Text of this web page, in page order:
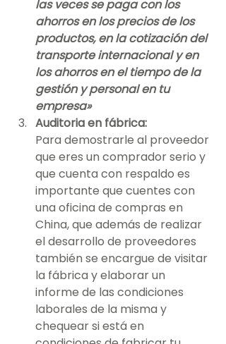
las veces se paga con los
ahorros en los precios de los
productos, en la cotización del
transporte internacional y en
los ahorros en el tiempo de la
gestión y personal en tu
empresa»
Auditoria en fábrica:
Para demostrarle al proveedor
que eres un comprador serio y
que cuenta con respaldo es
importante que cuentes con
una oficina de compras en
China, que además de realizar
el desarrollo de proveedores
también se encargue de visitar
la fábrica y elaborar un
informe de las condiciones
laborales de la misma y
chequear si está en